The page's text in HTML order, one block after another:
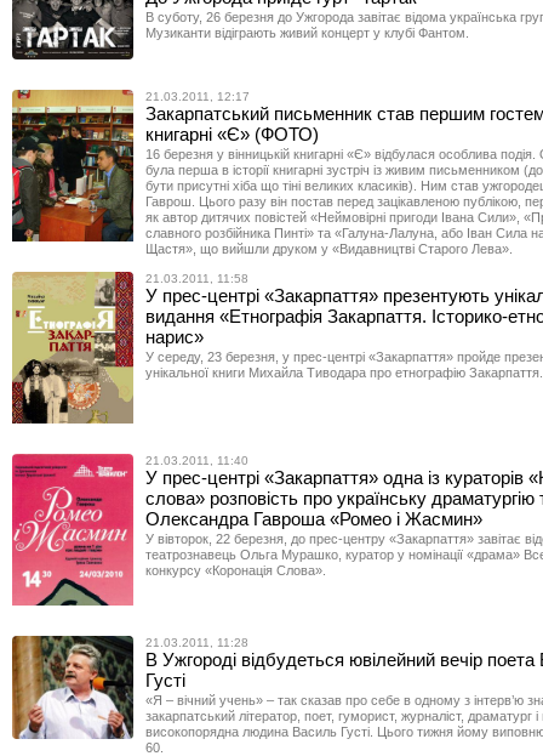
В суботу, 26 березня до Ужгорода завітає відома українська
Музиканти відіграють живий концерт у клубі Фантом.
21.03.2011, 12:17
Закарпатський письменник став першим гостем
книгарні «Є» (ФОТО)
16 березня у вінницькій книгарні «Є» відбулася особлива
була перша в історії книгарні зустріч із живим письменником
бути присутні хіба що тіні великих класиків). Ним став
Гаврош. Цього разу він постав перед зацікавленою публікою,
як автор дитячих повістей «Неймовірні пригоди Івана Сили»,
славного розбійника Пинті» та «Галуна-Лалуна, або Іван Сила
Щастя», що вийшли друком у «Видавництві Старого Лева».
21.03.2011, 11:58
У прес-центрі «Закарпаття» презентують
видання «Етнографія Закарпаття. Історико-
нарис»
У середу, 23 березня, у прес-центрі «Закарпаття» пройде
унікальної книги Михайла Тиводара про етнографію Закарпаття.
21.03.2011, 11:40
У прес-центрі «Закарпаття» одна із кураторів
слова» розповість про українську драматургію
Олександра Гавроша «Ромео і Жасмин»
У вівторок, 22 березня, до прес-центру «Закарпаття» завітає
театрознавець Ольга Мурашко, куратор у номінації «драма»
конкурсу «Коронація Слова».
21.03.2011, 11:28
В Ужгороді відбудеться ювілейний вечір
Густі
«Я – вічний учень» – так сказав про себе в одному з інтерв’ю
закарпатський літератор, поет, гуморист, журналіст, драматург і
високопорядна людина Василь Густі. Цього тижня йому
60.